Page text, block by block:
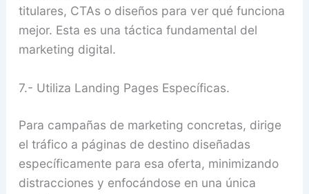
titulares, CTAs o diseños para ver qué funciona
mejor. Esta es una táctica fundamental del
marketing digital.
7.- Utiliza Landing Pages Específicas.
Para campañas de marketing concretas, dirige
el tráfico a páginas de destino diseñadas
específicamente para esa oferta, minimizando
distracciones y enfocándose en una única